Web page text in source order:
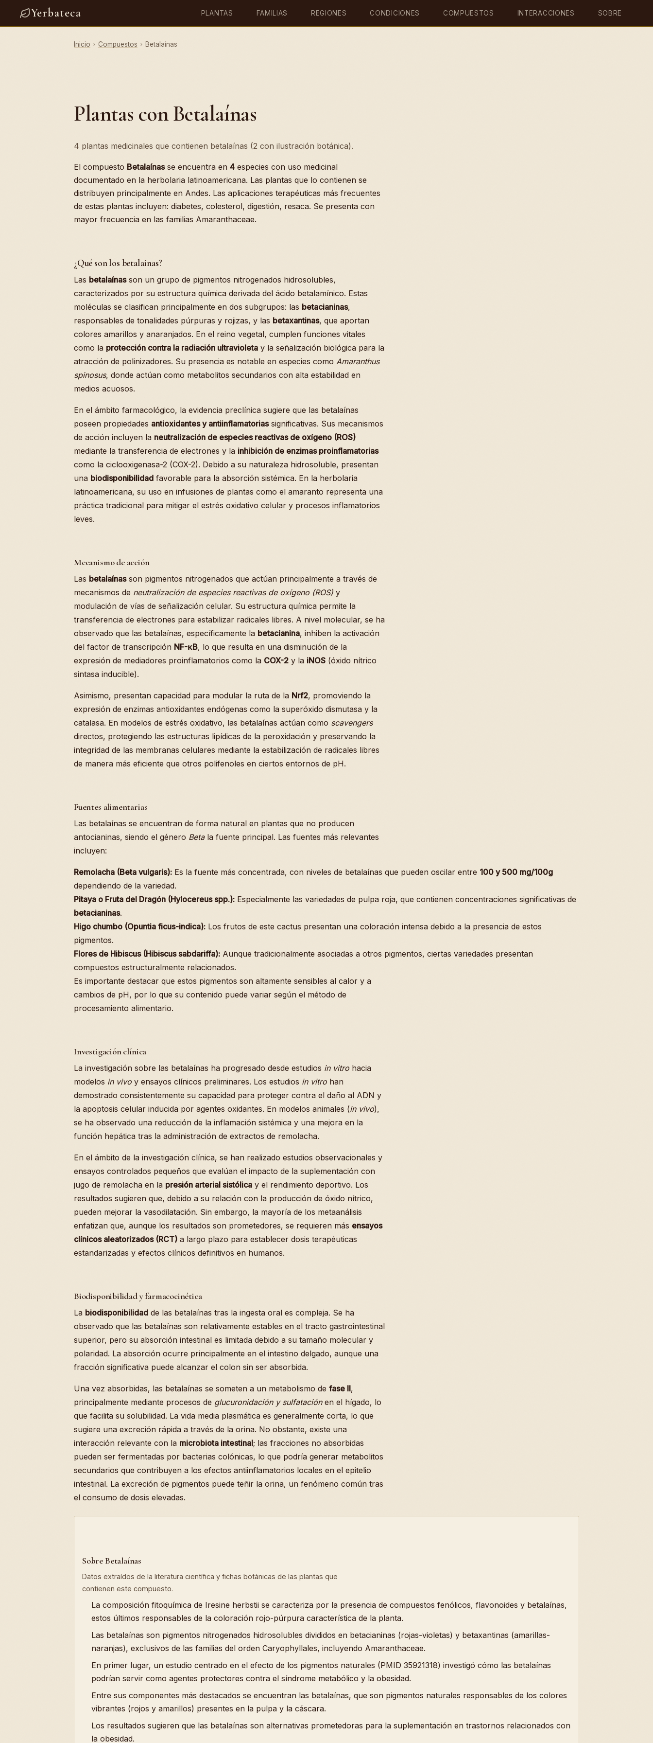
Yerbateca PLANTAS FAMILIAS REGIONES CONDICIONES COMPUESTOS INTERACCIONES SOBRE
Inicio › Compuestos › Betalaínas
Plantas con Betalaínas
4 plantas medicinales que contienen betalaínas (2 con ilustración botánica).
El compuesto Betalaínasse encuentra en 4 especies con uso medicinal
documentado en la herbolaria latinoamericana. Las plantas que lo contienen se
distribuyen principalmente en Andes. Las aplicaciones terapéuticas más frecuentes
de estas plantas incluyen: diabetes, colesterol, digestión, resaca. Se presenta con
mayor frecuencia en las familias Amaranthaceae.
¿Qué son los betalainas?
Las betalaínasson un grupo de pigmentos nitrogenados hidrosolubles,
caracterizados por su estructura química derivada del ácido betalamínico. Estas
moléculas se clasifican principalmente en dos subgrupos: las betacianinas,
responsables de tonalidades púrpuras y rojizas, y las betaxantinas, que aportan
colores amarillos y anaranjados. En el reino vegetal, cumplen funciones vitales
como la protección contra la radiación ultravioleta y la señalización biológica para la
atracción de polinizadores. Su presencia es notable en especies como Amaranthus
spinosus, donde actúan como metabolitos secundarios con alta estabilidad en
medios acuosos.
En el ámbito farmacológico, la evidencia preclínica sugiere que las betalaínas
poseen propiedades antioxidantes y antiinflamatoriassignificativas. Sus mecanismos
de acción incluyen la neutralización de especies reactivas de oxígeno (ROS)
mediante la transferencia de electrones y la inhibición de enzimas proinflamatorias
como la ciclooxigenasa-2 (COX-2). Debido a su naturaleza hidrosoluble, presentan
una biodisponibilidad favorable para la absorción sistémica. En la herbolaria
latinoamericana, su uso en infusiones de plantas como el amaranto representa una
práctica tradicional para mitigar el estrés oxidativo celular y procesos inflamatorios
leves.
Mecanismo de acción
Las betalaínasson pigmentos nitrogenados que actúan principalmente a través de
mecanismos de neutralización de especies reactivas de oxígeno (ROS) y
modulación de vías de señalización celular. Su estructura química permite la
transferencia de electrones para estabilizar radicales libres. A nivel molecular, se ha
observado que las betalaínas, específicamente la betacianina, inhiben la activación
del factor de transcripción NF-κB, lo que resulta en una disminución de la
expresión de mediadores proinflamatorios como la COX-2 y la iNOS (óxido nítrico
sintasa inducible).
Asimismo, presentan capacidad para modular la ruta de la Nrf2, promoviendo la
expresión de enzimas antioxidantes endógenas como la superóxido dismutasa y la
catalasa. En modelos de estrés oxidativo, las betalaínas actúan como scavengers
directos, protegiendo las estructuras lipídicas de la peroxidación y preservando la
integridad de las membranas celulares mediante la estabilización de radicales libres
de manera más eficiente que otros polifenoles en ciertos entornos de pH.
Fuentes alimentarias
Las betalaínas se encuentran de forma natural en plantas que no producen
antocianinas, siendo el género Betala fuente principal. Las fuentes más relevantes
incluyen:
Remolacha (Beta vulgaris): Es la fuente más concentrada, con niveles de betalaínas que pueden oscilar entre 100 y 500 mg/100g
dependiendo de la variedad.
Pitaya o Fruta del Dragón (Hylocereus spp.): Especialmente las variedades de pulpa roja, que contienen concentraciones significativas de
betacianinas.
Higo chumbo (Opuntia ficus-indica): Los frutos de este cactus presentan una coloración intensa debido a la presencia de estos
pigmentos.
Flores de Hibiscus (Hibiscus sabdariffa): Aunque tradicionalmente asociadas a otros pigmentos, ciertas variedades presentan
compuestos estructuralmente relacionados.
Es importante destacar que estos pigmentos son altamente sensibles al calor y a
cambios de pH, por lo que su contenido puede variar según el método de
procesamiento alimentario.
Investigación clínica
La investigación sobre las betalaínas ha progresado desde estudios in vitro hacia
modelos in vivo y ensayos clínicos preliminares. Los estudios in vitro han
demostrado consistentemente su capacidad para proteger contra el daño al ADN y
la apoptosis celular inducida por agentes oxidantes. En modelos animales (in vivo),
se ha observado una reducción de la inflamación sistémica y una mejora en la
función hepática tras la administración de extractos de remolacha.
En el ámbito de la investigación clínica, se han realizado estudios observacionales y
ensayos controlados pequeños que evalúan el impacto de la suplementación con
jugo de remolacha en la presión arterial sistólica y el rendimiento deportivo. Los
resultados sugieren que, debido a su relación con la producción de óxido nítrico,
pueden mejorar la vasodilatación. Sin embargo, la mayoría de los metaanálisis
enfatizan que, aunque los resultados son prometedores, se requieren más ensayos
clínicos aleatorizados (RCT) a largo plazo para establecer dosis terapéuticas
estandarizadas y efectos clínicos definitivos en humanos.
Biodisponibilidad y farmacocinética
La biodisponibilidad de las betalaínas tras la ingesta oral es compleja. Se ha
observado que las betalaínas son relativamente estables en el tracto gastrointestinal
superior, pero su absorción intestinal es limitada debido a su tamaño molecular y
polaridad. La absorción ocurre principalmente en el intestino delgado, aunque una
fracción significativa puede alcanzar el colon sin ser absorbida.
Una vez absorbidas, las betalaínas se someten a un metabolismo de fase II,
principalmente mediante procesos de glucuronidación y sulfataciónen el hígado, lo
que facilita su solubilidad. La vida media plasmática es generalmente corta, lo que
sugiere una excreción rápida a través de la orina. No obstante, existe una
interacción relevante con la microbiota intestinal; las fracciones no absorbidas
pueden ser fermentadas por bacterias colónicas, lo que podría generar metabolitos
secundarios que contribuyen a los efectos antiinflamatorios locales en el epitelio
intestinal. La excreción de pigmentos puede teñir la orina, un fenómeno común tras
el consumo de dosis elevadas.
Sobre Betalaínas
Datos extraídos de la literatura científica y fichas botánicas de las plantas que
contienen este compuesto.
La composición fitoquímica de Iresine herbstii se caracteriza por la presencia de compuestos fenólicos, flavonoides y betalaínas,
estos últimos responsables de la coloración rojo-púrpura característica de la planta.
Las betalaínas son pigmentos nitrogenados hidrosolubles divididos en betacianinas (rojas-violetas) y betaxantinas (amarillas-
naranjas), exclusivos de las familias del orden Caryophyllales, incluyendo Amaranthaceae.
En primer lugar, un estudio centrado en el efecto de los pigmentos naturales (PMID 35921318) investigó cómo las betalaínas
podrían servir como agentes protectores contra el síndrome metabólico y la obesidad.
Entre sus componentes más destacados se encuentran las betalaínas, que son pigmentos naturales responsables de los colores
vibrantes (rojos y amarillos) presentes en la pulpa y la cáscara.
Los resultados sugieren que las betalaínas son alternativas prometedoras para la suplementación en trastornos relacionados con
la obesidad.